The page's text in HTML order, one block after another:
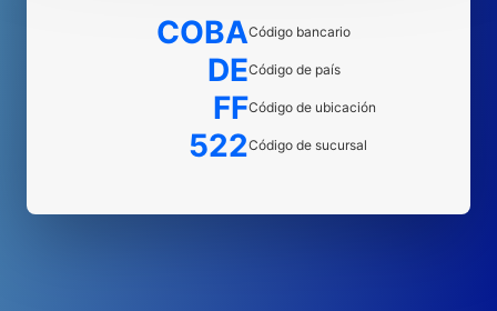
COBACódigo bancario
DECódigo de país
FFCódigo de ubicación
522Código de sucursal